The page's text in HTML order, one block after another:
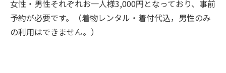
女性・男性それぞれお一人様3,000円となっており、事前
予約が必要です。（着物レンタル・着付代込，男性のみ
の利用はできません。）